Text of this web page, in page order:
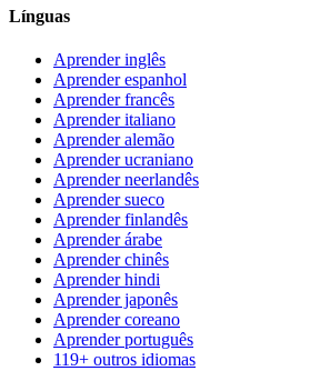
Línguas
Aprender inglês
Aprender espanhol
Aprender francês
Aprender italiano
Aprender alemão
Aprender ucraniano
Aprender neerlandês
Aprender sueco
Aprender finlandês
Aprender árabe
Aprender chinês
Aprender hindi
Aprender japonês
Aprender coreano
Aprender português
119+ outros idiomas